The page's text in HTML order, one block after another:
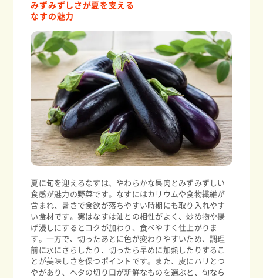
みずみずしさが夏を支える
なすの魅力
夏に旬を迎えるなすは、やわらかな果肉とみずみずしい
食感が魅力の野菜です。なすにはカリウムや食物繊維が
含まれ、暑さで食欲が落ちやすい時期にも取り入れやす
い食材です。実はなすは油との相性がよく、炒め物や揚
げ浸しにするとコクが加わり、食べやすく仕上がりま
す。一方で、切ったあとに色が変わりやすいため、調理
前に水にさらしたり、切ったら早めに加熱したりするこ
とが美味しさを保つポイントです。また、皮にハリとつ
やがあり、ヘタの切り口が新鮮なものを選ぶと、旬なら